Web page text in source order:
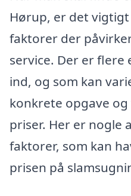
Hørup, er det
faktorer der
service. Der er flere
ind, og som kan
konkrete opgave
priser. Her er nogle
faktorer, som kan
prisen på